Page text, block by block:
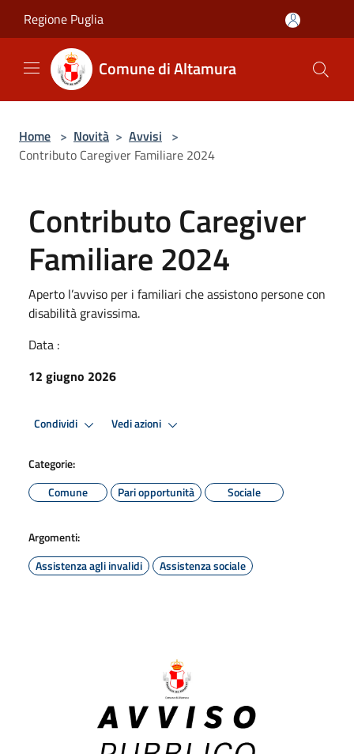
Regione Puglia
Comune di Altamura
Home > Novità > Avvisi >
Contributo Caregiver Familiare 2024
Contributo Caregiver
Familiare 2024
Aperto l’avviso per i familiari che assistono persone con
disabilità gravissima.
Data :
12 giugno 2026
Condividi Vedi azioni
Categorie:
Comune
Pari opportunità Sociale
Argomenti:
Assistenza agli invalidi
Assistenza sociale